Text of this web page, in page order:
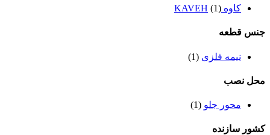
کاوه KAVEH (1)
جنس قطعه
نیمه فلزی (1)
محل نصب
محور جلو (1)
کشور سازنده